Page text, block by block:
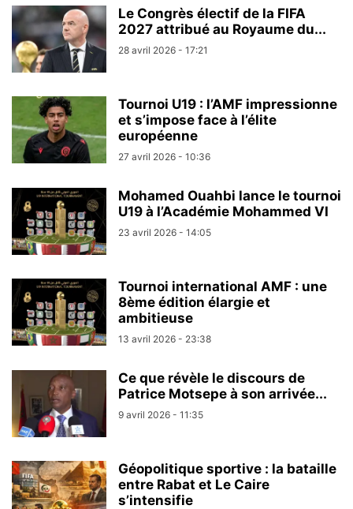
Le Congrès électif de la FIFA
2027 attribué au Royaume du...
28 avril 2026 - 17:21
Tournoi U19 : l’AMF impressionne
et s’impose face à l’élite
européenne
27 avril 2026 - 10:36
Mohamed Ouahbi lance le tournoi
U19 à l’Académie Mohammed VI
23 avril 2026 - 14:05
Tournoi international AMF : une
8ème édition élargie et
ambitieuse
13 avril 2026 - 23:38
Ce que révèle le discours de
Patrice Motsepe à son arrivée...
9 avril 2026 - 11:35
Géopolitique sportive : la bataille
entre Rabat et Le Caire
s’intensifie